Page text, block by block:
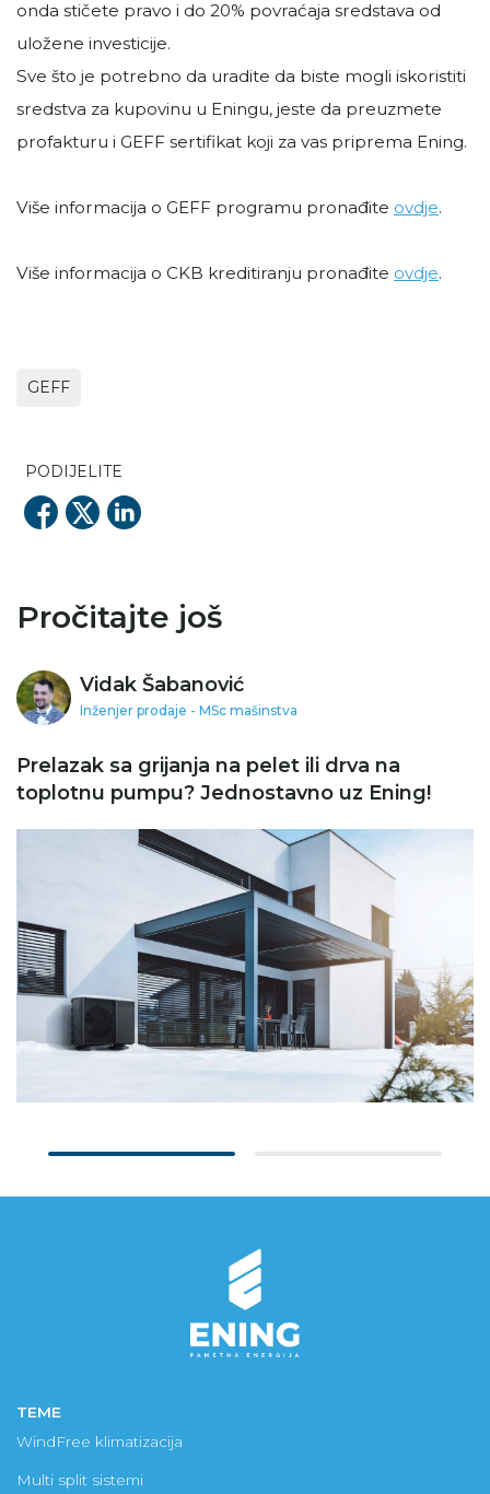
onda stičete pravo i do 20% povraćaja sredstava od
uložene investicije.
Sve što je potrebno da uradite da biste mogli iskoristiti
sredstva za kupovinu u Eningu, jeste da preuzmete
profakturu i GEFF sertifikat koji za vas priprema Ening.
Više informacija o GEFF programu pronađite ovdje.
Više informacija o CKB kreditiranju pronađite ovdje.
GEFF
PODIJELITE
Pročitajte još
Prelazak sa grijanja na pelet ili drva na
toplotnu pumpu? Jednostavno uz Ening!
Vidak Šabanović
Inženjer prodaje - MSc mašinstva
TEME
WindFree klimatizacija
Multi split sistemi